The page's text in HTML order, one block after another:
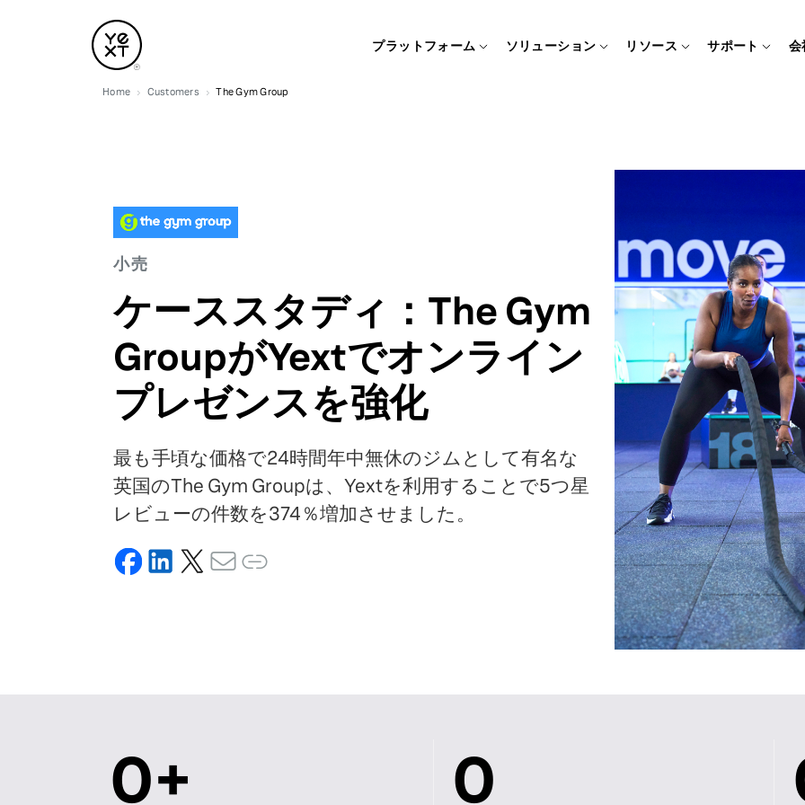
プラットフォーム ソリューション リソース サポート 会
Home Customers The Gym Group
小売
ケーススタディ：The Gym
GroupがYextでオンライン
プレゼンスを強化
最も手頃な価格で24時間年中無休のジムとして有名な
英国のThe Gym Groupは、Yextを利用することで5つ星
レビューの件数を374％増加させました。
0+ 0